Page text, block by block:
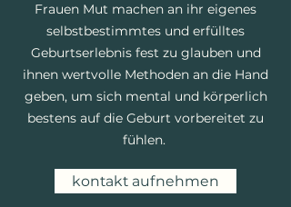
Frauen Mut machen an ihr eigenes
selbstbestimmtes und erfülltes
Geburtserlebnis fest zu glauben und
ihnen wertvolle Methoden an die Hand
geben, um sich mental und körperlich
bestens auf die Geburt vorbereitet zu
fühlen.
kontakt aufnehmen